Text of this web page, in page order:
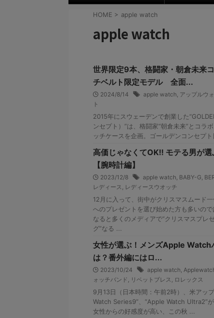
HOME > apple watch
apple watch
世界限定9本、格闘家・朝倉未来
チベルト限定モデル 全面...
2024/8/14 apple watch, アップルウ
ト
2015年にスウェーデンで創業した
ンセプト）”は、格闘家“朝倉未来”とコラ
ッチケースを企画。ゴールデンコンセプ
高価じゃなくてOK!! モテる男が
【腕時計編】
2023/12/8 apple watch, BABY-G,
レディース , レディースウオッチ
12月に入って、街中がクリスマスムード
へのプレゼントを選び始めた方も多いの
なると多くのメディアで“クリスマスプレ
グ”なる ...
女性が選ぶ！メンズApple Watch
は？番外編にはロ...
2023/10/24 apple watch,
ォッチバンド , リベットブレス , ロレックス
9月13日（日本時間：午前2時）、米アッ
Watch Series9”、“Apple Watch Ultra2”が
女性からの好感度が高い、この秋 ...